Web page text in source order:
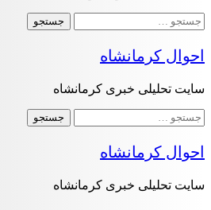
جستجو
برای:
احوال کرمانشاه
سایت تحلیلی خبری کرمانشاه
جستجو
برای:
احوال کرمانشاه
سایت تحلیلی خبری کرمانشاه